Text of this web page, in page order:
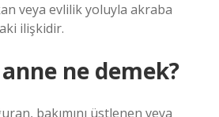
veya evlilik yoluyla akraba
ilişkidir.
ne demek?
bakımını üstlenen veya